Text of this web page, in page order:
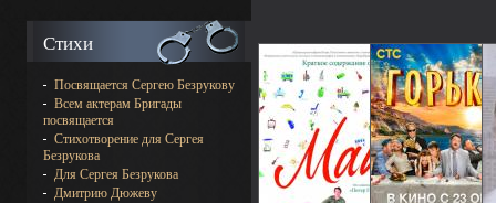
Стихи
Посвящается Сергею Безрукову
Всем актерам Бригады
посвящается
Стихотворение для Сергея
Безрукова
Для Сергея Безрукова
Дмитрию Дюжеву